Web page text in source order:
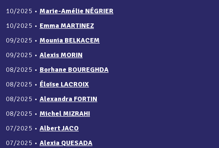
10/2025 • Marie-Amélie NÉGRIER
10/2025 • Emma MARTINEZ
09/2025 • Mounia BELKACEM
09/2025 • Alexis MORIN
08/2025 • Borhane BOUREGHDA
08/2025 • Éloïse LACROIX
08/2025 • Alexandra FORTIN
08/2025 • Michel MIZRAHI
07/2025 • Albert JACO
07/2025 • Alexia QUESADA